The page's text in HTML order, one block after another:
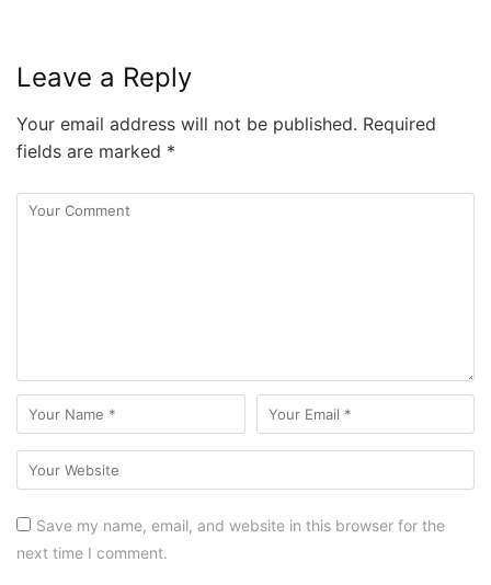
Leave a Reply
Your email address will not be published. Required
fields are marked *
Save my name, email, and website in this browser for the
next time I comment.